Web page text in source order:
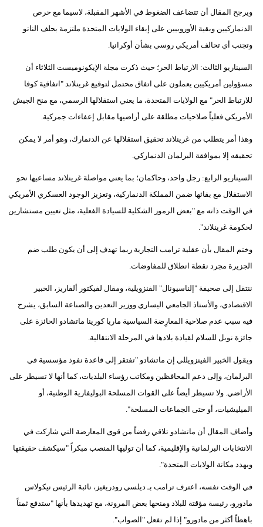
ويرجح المقال أن تتضاعف الضغوط في الأشهر المقبلة، لاسيما مع حرص
الدنماركيين وبقية الأوروبيين على إبقاء الولايات المتحدة ملتزمة بحلف الناتو
وتجنب أي تحالف أمريكي روسي بشأن أوكرانيا.
السيناريو الثالث: الارتباط الحر؛ حيث ذكرت مجلة الإيكونوميست الثلاثاء أن
مسؤولين أمريكيين يعملون على اتفاق محتمل لتوقيع غرينلاند "اتفاقية كوفا
للارتباط الحر" مع الولايات المتحدة، ما يعني استقلالها الرسمي، مع منح الجيش
الأمريكي فعلياً صلاحيات مطلقة على أراضيها مقابل إعفاءات جمركية.
وهذا أمر يتطلب من غرينلاند تحقيق استقلالها عن الدنمارك، وهو أمر لا يمكن
تحقيقه إلا بموافقة البرلمان الدنماركي.
السيناريو الرابع: رجل واحد، وحاكمان؛ بما يعني مواصلة غرينلاند مساعيها نحو
الاستقلال مع بقائها ضمن المملكة الدنماركية، وتعزيز الوجود العسكري الأمريكي
في الوقت ذاته مع "بعض الرموز الشكلية للسيادة الفعلية، مثل تعيين مستشارين
لحكومة غرينلاند".
وختم المقال بأن عقلية ترامب التجارية ربما تهدف إلى أن يكون طلب ضم
الجزيرة مجرد نقطة انطلاق للمفاوضات.
ننتقل إلى صحيفة "إلناسيونال" الفنزويلية، ومقال لفيكتور ألفاريز، الخبير
الاقتصادي، والأستاذ الجامعي اليساري ووزير التعدين والصناعة السابق، يشرح
فيه سبب عدم صلاحية المعارِضة السياسية ماريا كورينا ماتشادو الحائزة على
جائزة نوبل للسلام لقيادة بلادها في المرحلة الانتقالية.
ويقول الخبير الفينزويللي إن ماتشادو "تفتقر إلى قاعدة نفوذ مؤسسية في
البرلمان، وإلى دعم المحافظين ومكاتب رؤساء البلديات، كما أنها لا تسيطر على
الأراضي. ولا تسيطر أيضاً على القوات المسلحة البوليفارية الوطنية، أو
الميليشيات، أو حتى الجماعات المسلحة".
وأضاف المقال أن ماتشادو تلاقي رفضاً من قوى المعارضة التي شاركت في
الانتخابات البرلمانية والإقليمية، كما أن توليها المنصب مبكراً "سيكشف حقيقتها
ويهدد مكانة الولايات المتحدة".
في الوقت نفسه، اعترف ترامب بـ ديلسي رودريغيز، نائبة الرئيس نيكولاس
مادورو، رئيسة مؤقتة للبلاد ومنحها بعض المرونة، مع تهديدها بأنها "ستدفع ثمناً
باهظاً أكثر من مادورو" إذا لم تفعل "الصواب".